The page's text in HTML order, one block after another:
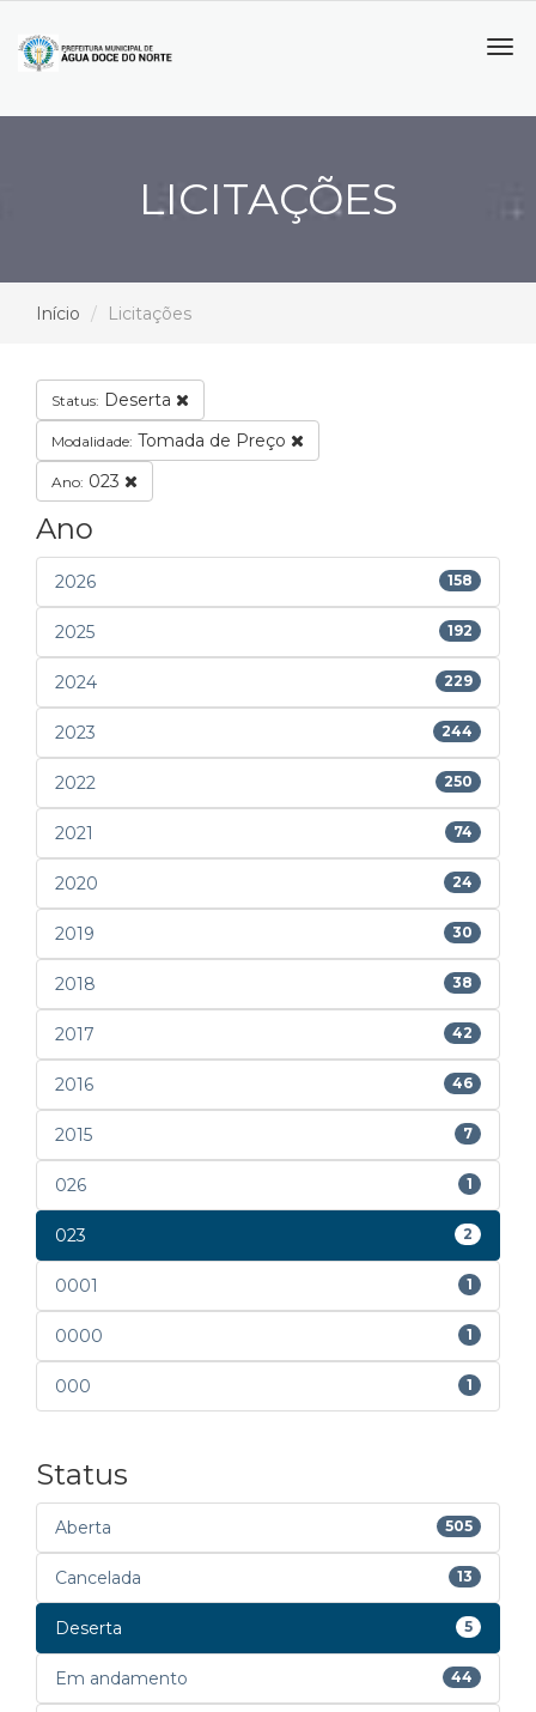
LICITAÇÕES
Início Licitações
Status: Deserta
Modalidade: Tomada de Preço
Ano: 023
Ano
2026 158
2025 192
2024 229
2023 244
2022 250
2021 74
2020 24
2019 30
2018 38
2017 42
2016 46
2015 7
026 1
023 2
0001 1
0000 1
000 1
Status
Aberta 505
Cancelada 13
Deserta 5
Em andamento 44